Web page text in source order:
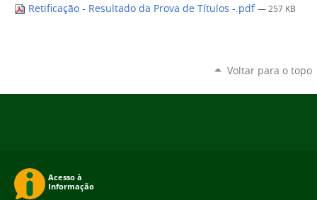
Retificação - Resultado da Prova de Títulos -.pdf — 257 KB
Voltar para o topo